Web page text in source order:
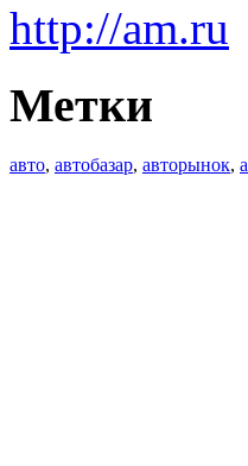
http://am.ru
Метки
авто, автобазар, авторынок,